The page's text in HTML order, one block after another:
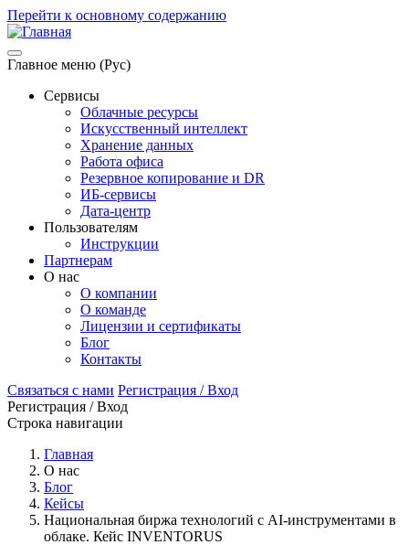
Перейти к основному содержанию
Главное меню (Рус)
Сервисы
Облачные ресурсы
Искусственный интеллект
Хранение данных
Работа офиса
Резервное копирование и DR
ИБ-сервисы
Дата-центр
Пользователям
Инструкции
Партнерам
О нас
О компании
О команде
Лицензии и сертификаты
Блог
Контакты
Связаться с нами Регистрация / Вход
Регистрация / Вход
Строка навигации
Главная
О нас
Блог
Кейсы
Национальная биржа технологий с AI-инструментами в
облаке. Кейс INVENTORUS